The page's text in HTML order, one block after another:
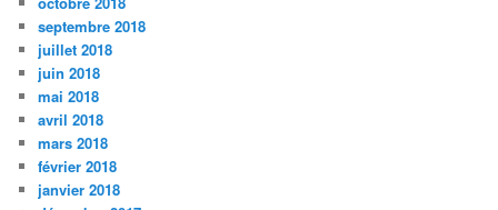
septembre 2018
juillet 2018
juin 2018
mai 2018
avril 2018
mars 2018
février 2018
janvier 2018